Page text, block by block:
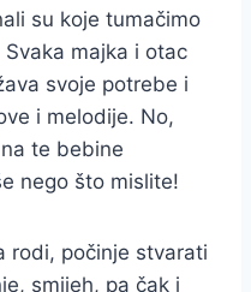
su koje tumačimo
majka i otac
svoje potrebe i
i melodije. No,
te bebine
nego što mislite!
rodi, počinje stvarati
smijeh, pa čak i